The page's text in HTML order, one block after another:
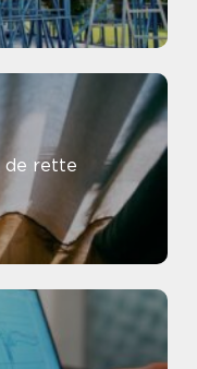
de rette